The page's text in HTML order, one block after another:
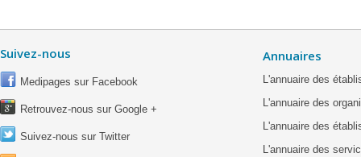
Suivez-nous
Medipages sur Facebook
Retrouvez-nous sur Google +
Suivez-nous sur Twitter
Annuaires
L'annuaire des
L'annuaire des
L'annuaire des
L'annuaire des